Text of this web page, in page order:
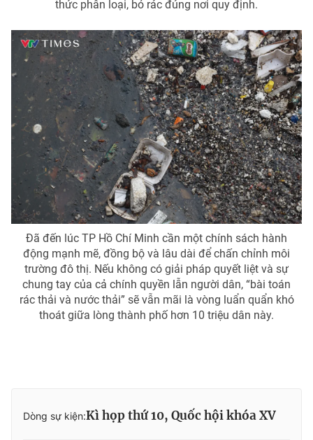
thức phân loại, bỏ rác đúng nơi quy định.
Đã đến lúc TP Hồ Chí Minh cần một chính sách hành
động mạnh mẽ, đồng bộ và lâu dài để chấn chỉnh môi
trường đô thị. Nếu không có giải pháp quyết liệt và sự
chung tay của cả chính quyền lẫn người dân, “bài toán
rác thải và nước thải” sẽ vẫn mãi là vòng luẩn quẩn khó
thoát giữa lòng thành phố hơn 10 triệu dân này.
Dòng sự kiện:Kì họp thứ 10, Quốc hội khóa XV